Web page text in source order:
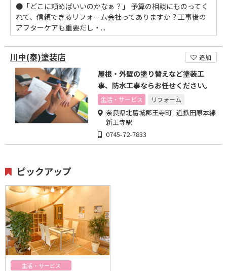
●「どこに頼めばいいのかなぁ？」 予算の相談にものってく
れて、信頼できるリフォーム会社ってありますか？工事後の
アフターケアも重要だし・...
川中(泰)塗装店 追加
屋根・外壁の塗り替えなど塗装工
事、防水工事ならお任せください。
生活・サービス リフォーム
奈良県北葛城郡王寺町 近鉄田原本線
新王寺駅
0745-72-7833
ピックアップ
生活・サービス